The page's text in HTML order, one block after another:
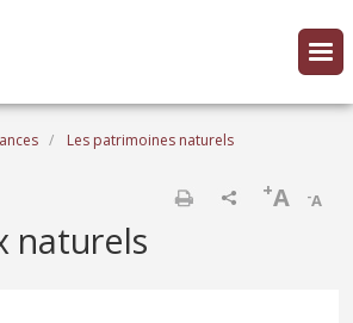
Les patrimoines naturels
-A
+A
naturels